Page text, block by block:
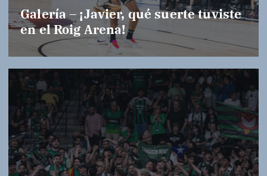
Galería – ¡Javier, qué suerte tuviste
en el Roig Arena!